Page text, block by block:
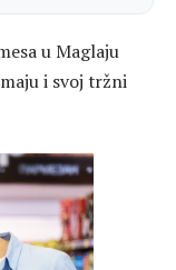
u Maglaju
i svoj tržni